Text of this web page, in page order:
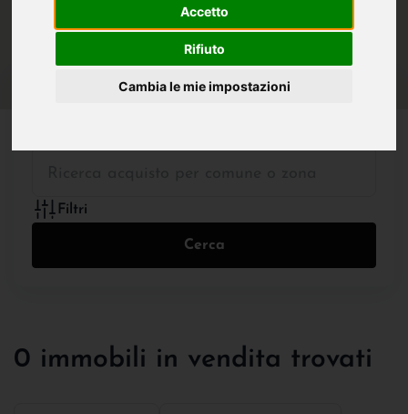
Accetto
Rifiuto
Cambia le mie impostazioni
Filtri
Cerca
0 immobili in vendita trovati